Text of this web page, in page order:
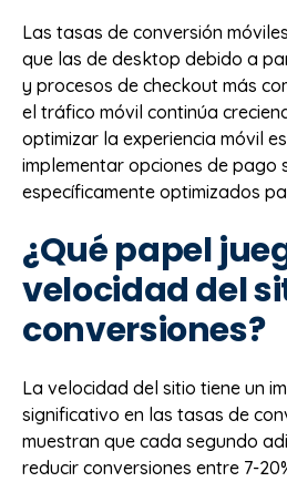
Las tasas de conversión
que las de desktop debido a
y procesos de checkout más
el tráfico móvil continúa
optimizar la experiencia móvil
implementar opciones de pago
específicamente optimizados
¿Qué papel
velocidad del
conversiones?
La velocidad del sitio tiene un
significativo en las tasas de
muestran que cada segundo
reducir conversiones entre 7-